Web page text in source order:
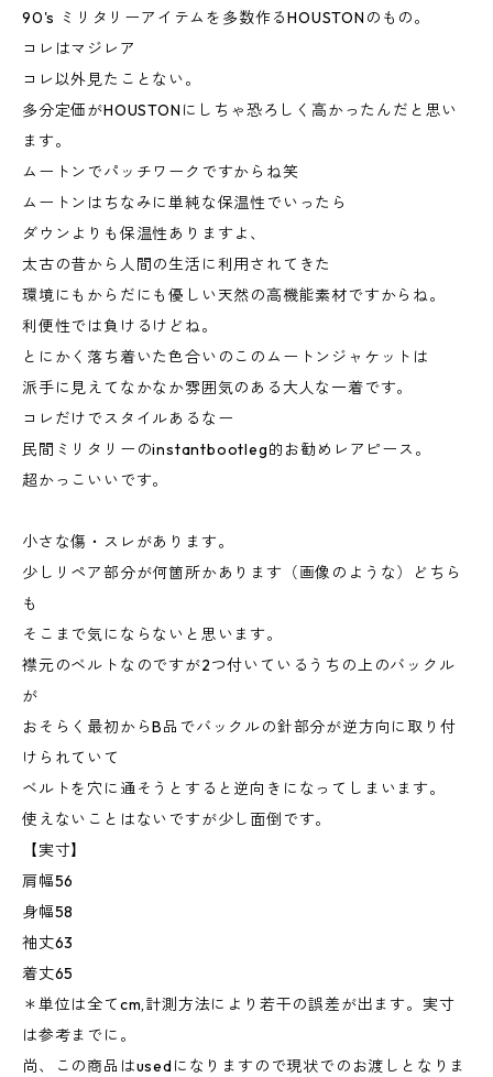
90's ミリタリーアイテムを多数作るHOUSTONのもの。
コレはマジレア
コレ以外見たことない。
多分定価がHOUSTONにしちゃ恐ろしく高かったんだと思い
ます。
ムートンでパッチワークですからね笑
ムートンはちなみに単純な保温性でいったら
ダウンよりも保温性ありますよ、
太古の昔から人間の生活に利用されてきた
環境にもからだにも優しい天然の高機能素材ですからね。
利便性では負けるけどね。
とにかく落ち着いた色合いのこのムートンジャケットは
派手に見えてなかなか雰囲気のある大人な一着です。
コレだけでスタイルあるなー
民間ミリタリーのinstantbootleg的お勧めレアピース。
超かっこいいです。
小さな傷・スレがあります。
少しリペア部分が何箇所かあります（画像のような）どちら
も
そこまで気にならないと思います。
襟元のベルトなのですが2つ付いているうちの上のバックル
が
おそらく最初からB品でバックルの針部分が逆方向に取り付
けられていて
ベルトを穴に通そうとすると逆向きになってしまいます。
使えないことはないですが少し面倒です。
【実寸】
肩幅56
身幅58
袖丈63
着丈65
＊単位は全てcm,計測方法により若干の誤差が出ます。実寸
は参考までに。
尚、この商品はusedになりますので現状でのお渡しとなりま